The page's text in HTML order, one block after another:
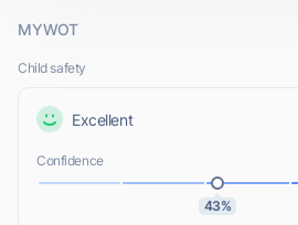
MYWOT
Child safety
Excellent
Confidence
43%